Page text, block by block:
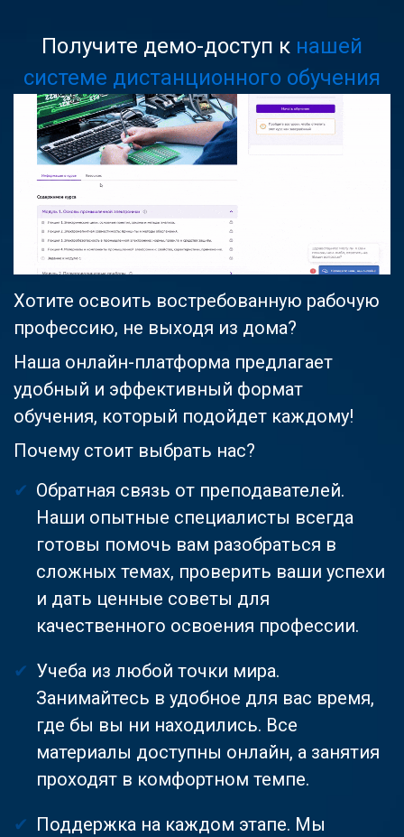
Получите демо-доступ к нашей
системе дистанционного обучения
Хотите освоить востребованную рабочую
профессию, не выходя из дома?
Наша онлайн-платформа предлагает
удобный и эффективный формат
обучения, который подойдет каждому!
Почему стоит выбрать нас?
Обратная связь от преподавателей.
Наши опытные специалисты всегда
готовы помочь вам разобраться в
сложных темах, проверить ваши успехи
и дать ценные советы для
качественного освоения профессии.
Учеба из любой точки мира.
Занимайтесь в удобное для вас время,
где бы вы ни находились. Все
материалы доступны онлайн, а занятия
проходят в комфортном темпе.
Поддержка на каждом этапе. Мы